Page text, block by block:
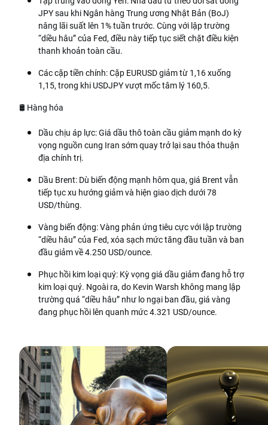
JPY sau khi Ngân hàng Trung ương Nhật Bản (BoJ)
nâng lãi suất lên 1% tuần trước. Cùng với lập trường
“diều hâu” của Fed, điều này tiếp tục siết chặt điều kiện
thanh khoản toàn cầu.
Các cặp tiền chính: Cặp EURUSD giảm từ 1,16 xuống
1,15, trong khi USDJPY vượt mốc tâm lý 160,5.
🛢️ Hàng hóa
Dầu chịu áp lực: Giá dầu thô toàn cầu giảm mạnh do kỳ
vọng nguồn cung Iran sớm quay trở lại sau thỏa thuận
địa chính trị.
Dầu Brent: Dù biến động mạnh hôm qua, giá Brent vẫn
tiếp tục xu hướng giảm và hiện giao dịch dưới 78
USD/thùng.
Vàng biến động: Vàng phản ứng tiêu cực với lập trường
“diều hâu” của Fed, xóa sạch mức tăng đầu tuần và ban
đầu giảm về 4.250 USD/ounce.
Phục hồi kim loại quý: Kỳ vọng giá dầu giảm đang hỗ trợ
kim loại quý. Ngoài ra, do Kevin Warsh không mang lập
trường quá “diều hâu” như lo ngại ban đầu, giá vàng
đang phục hồi lên quanh mức 4.321 USD/ounce.